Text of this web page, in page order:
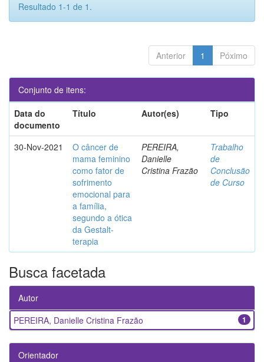
Resultado 1-1 de 1.
Anterior 1 Póximo
Conjunto de itens:
Data do
documento
Título Autor(es) Tipo
30-Nov-2021
O câncer de
mama feminino
como fator de
sofrimento
emocional para
a família,
segundo a ótica
da Gestalt-
terapia
PEREIRA,
Danielle
Cristina Frazão
Trabalho
de
Conclusão
de Curso
Busca facetada
Autor
1
PEREIRA, Danielle Cristina Frazão
Orientador